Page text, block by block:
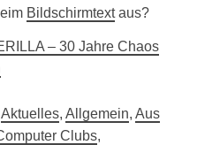
Bildschirmtextaus?
– 30 Jahre Chaos
Aktuelles, Allgemein, Aus
Clubs,